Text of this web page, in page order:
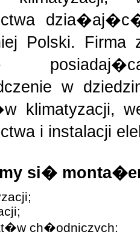
Polski. Firma
w
klimatyzacji,
i instalacji
si�
ch�odniczych;